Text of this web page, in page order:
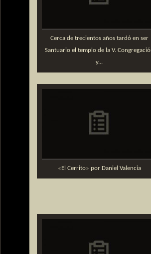
Cerca de trecientos años tardó en ser
Santuario el templo de la V.
y...
«El Cerrito» por Daniel Valencia